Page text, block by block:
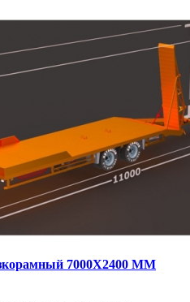
7000Х2400 ММ